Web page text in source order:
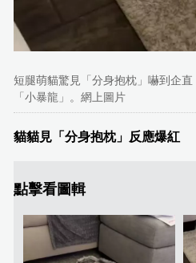
短腿萌貓驚見「分身抱枕」嚇到企
「小暴龍」。網上圖片
貓貓見「分身抱枕」反應爆紅
點擊看圖輯